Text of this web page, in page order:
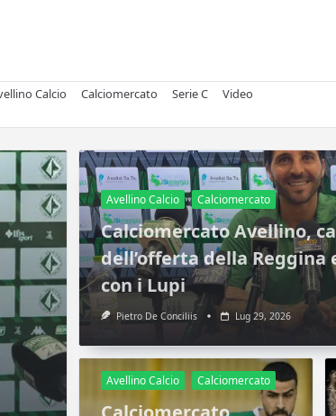
Calcio Calciomercato Serie C
Video
Avellino Calcio Calciomercato
Calciomercato Avellino,
dell’offerta della Reggina
con i Lupi
Pietro De Conciliis Lug 29, 2026
Avellino Calcio Calciomercato